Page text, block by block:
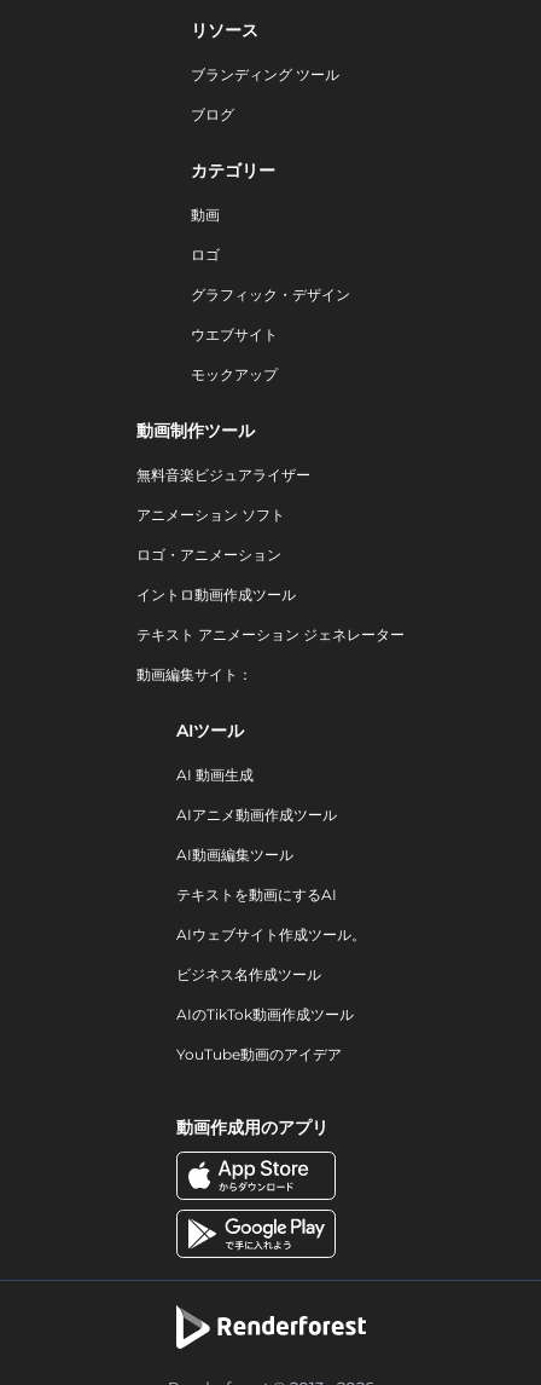
リソース
ブランディング ツール
ブログ
カテゴリー
動画
ロゴ
グラフィック・デザイン
ウエブサイト
モックアップ
動画制作ツール
無料音楽ビジュアライザー
アニメーション ソフト
ロゴ・アニメーション
イントロ動画作成ツール
テキスト アニメーション ジェネレーター
動画編集サイト：
AIツール
AI 動画生成
AIアニメ動画作成ツール
AI動画編集ツール
テキストを動画にするAI
AIウェブサイト作成ツール。
ビジネス名作成ツール
AIのTikTok動画作成ツール
YouTube動画のアイデア
動画作成用のアプリ